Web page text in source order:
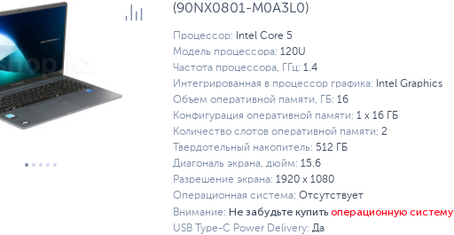
(90NX0801-M0A3L0)
Процессор:
Intel Core 5
Модель процессора: 120U
Частота процессора, ГГц: 1.4
Интегрированная в процессор графика:
Intel Graphics
Объем оперативной памяти, ГБ: 16
Конфигурация оперативной памяти: 1 х 16 ГБ
Количество слотов оперативной памяти: 2
Твердотельный накопитель: 512 ГБ
Диагональ экрана, дюйм: 15.6
Разрешение экрана: 1920 x 1080
Операционная система: Отсутствует
Внимание: Не забудьте купить операционную систему
USB Type-C Power Delivery: Да